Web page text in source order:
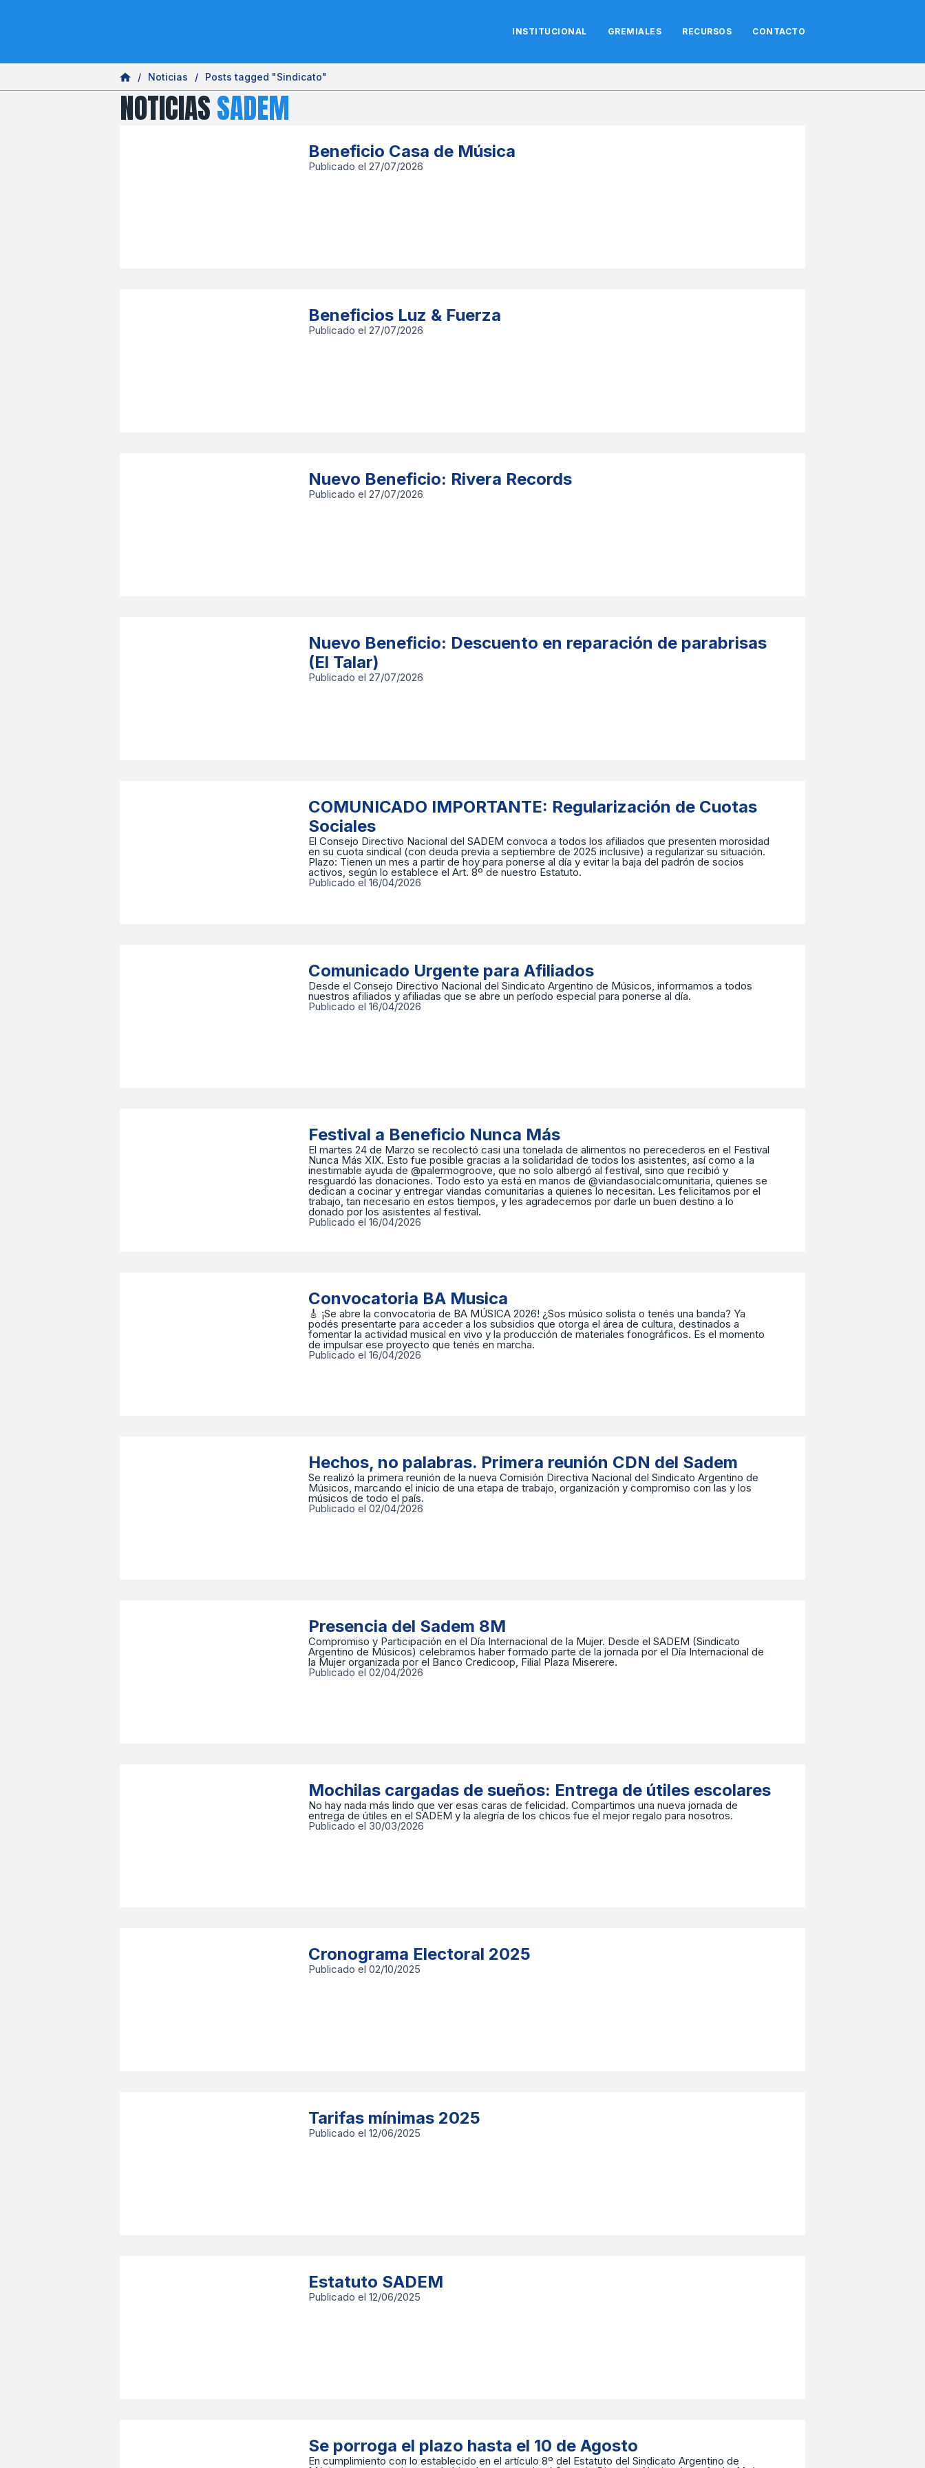
INSTITUCIONAL GREMIALES RECURSOS CONTACTO
Noticias / Posts tagged "Sindicato"
NOTICIASSADEM
Beneficio Casa de Música
Publicado el 27/07/2026
Beneficios Luz & Fuerza
Publicado el 27/07/2026
Nuevo Beneficio: Rivera Records
Publicado el 27/07/2026
Nuevo Beneficio: Descuento en reparación de parabrisas
(El Talar)
Publicado el 27/07/2026
COMUNICADO IMPORTANTE: Regularización de Cuotas
Sociales
​El Consejo Directivo Nacional del SADEM convoca a todos los afiliados que presenten morosidad
en su cuota sindical (con deuda previa a septiembre de 2025 inclusive) a regularizar su situación. ​
Plazo: Tienen un mes a partir de hoy para ponerse al día y evitar la baja del padrón de socios
activos, según lo establece el Art. 8º de nuestro Estatuto.
Publicado el 16/04/2026
Comunicado Urgente para Afiliados
Desde el Consejo Directivo Nacional del Sindicato Argentino de Músicos, informamos a todos
nuestros afiliados y afiliadas que se abre un período especial para ponerse al día.
Publicado el 16/04/2026
Festival a Beneficio Nunca Más
El martes 24 de Marzo se recolectó casi una tonelada de alimentos no perecederos en el Festival
Nunca Más XIX. Esto fue posible gracias a la solidaridad de todos los asistentes, así como a la
inestimable ayuda de @palermogroove, que no solo albergó al festival, sino que recibió y
resguardó las donaciones. Todo esto ya está en manos de @viandasocialcomunitaria, quienes se
dedican a cocinar y entregar viandas comunitarias a quienes lo necesitan. Les felicitamos por el
trabajo, tan necesario en estos tiempos, y les agradecemos por darle un buen destino a lo
donado por los asistentes al festival.
Publicado el 16/04/2026
Convocatoria BA Musica
🎸 ¡Se abre la convocatoria de BA MÚSICA 2026! ¿Sos músico solista o tenés una banda? Ya
podés presentarte para acceder a los subsidios que otorga el área de cultura, destinados a
fomentar la actividad musical en vivo y la producción de materiales fonográficos. Es el momento
de impulsar ese proyecto que tenés en marcha.
Publicado el 16/04/2026
Hechos, no palabras. Primera reunión CDN del Sadem
Se realizó la primera reunión de la nueva Comisión Directiva Nacional del Sindicato Argentino de
Músicos, marcando el inicio de una etapa de trabajo, organización y compromiso con las y los
músicos de todo el país.
Publicado el 02/04/2026
Presencia del Sadem 8M
Compromiso y Participación en el Día Internacional de la Mujer. Desde el SADEM (Sindicato
Argentino de Músicos) celebramos haber formado parte de la jornada por el Día Internacional de
la Mujer organizada por el Banco Credicoop, Filial Plaza Miserere.
Publicado el 02/04/2026
Mochilas cargadas de sueños: Entrega de útiles escolares
No hay nada más lindo que ver esas caras de felicidad. Compartimos una nueva jornada de
entrega de útiles en el SADEM y la alegría de los chicos fue el mejor regalo para nosotros.
Publicado el 30/03/2026
Cronograma Electoral 2025
Publicado el 02/10/2025
Tarifas mínimas 2025
Publicado el 12/06/2025
Estatuto SADEM
Publicado el 12/06/2025
Se porroga el plazo hasta el 10 de Agosto
En cumplimiento con lo establecido en el artículo 8º del Estatuto del Sindicato Argentino de